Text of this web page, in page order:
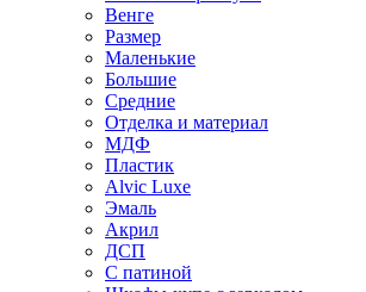
Венге
Размер
Маленькие
Большие
Средние
Отделка и материал
МДФ
Пластик
Alvic Luxe
Эмаль
Акрил
ДСП
С патиной